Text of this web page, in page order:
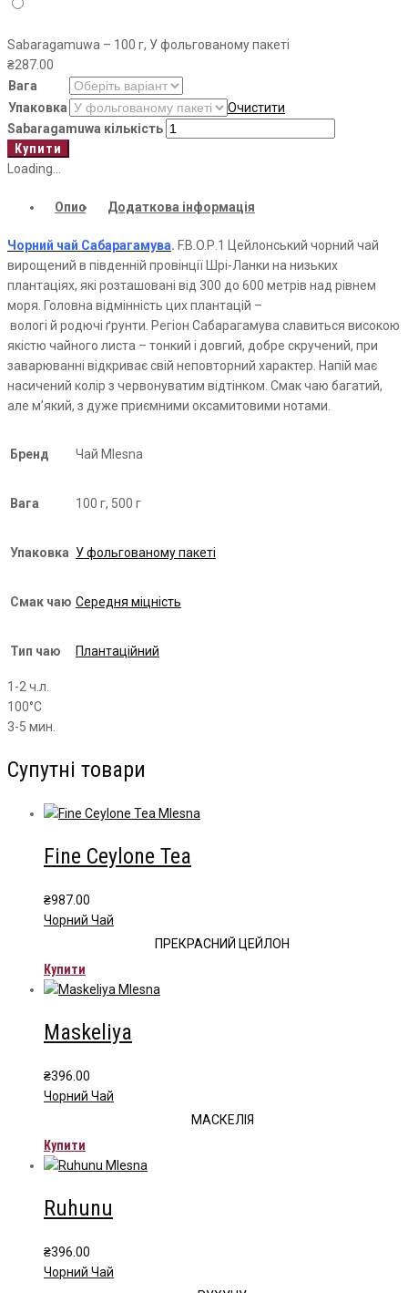
Sabaragamuwa – 100 г, У фольгованому пакеті
₴287.00
Вага
Упаковка
Очистити
Sabaragamuwa кількість
Купити
Loading...
Опис Додаткова інформація
Чорний чай Сабарагамува. F.B.O.Р.1 Цейлонський чорний чай
вирощений в південній провінції Шрі-Ланки на низьких
плантаціях, які розташовані від 300 до 600 метрів над рівнем
моря. Головна відмінність цих плантацій –
вологі й родючі ґрунти. Регіон Сабарагамуваславиться високою
якістю чайного листа – тонкий і довгий, добре скручений, при
заварюванні відкриває свій неповторний характер. Напій має
насичений колір з червонуватим відтінком. Смак чаю багатий,
але м’який, з дуже приємними оксамитовими нотами.
Бренд Чай Mlesna
Вага 100 г, 500 г
Упаковка У фольгованому пакеті
Смак чаю Середня міцність
Тип чаю Плантаційний
1-2 ч.л.
100°С
3-5 мин.
Супутні товари
Fine Ceylone Tea
₴987.00
Чорний Чай
ПРЕКРАСНИЙ ЦЕЙЛОН
Купити
Maskeliya
₴396.00
Чорний Чай
МАСКЕЛІЯ
Купити
Ruhunu
₴396.00
Чорний Чай